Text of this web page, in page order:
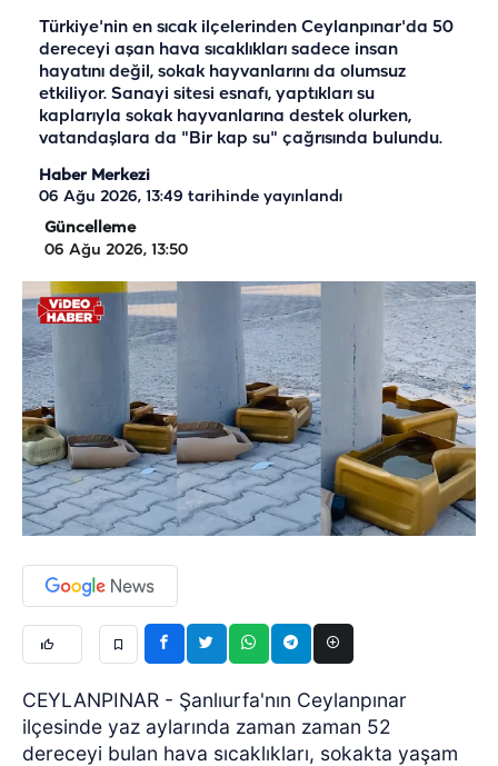
Türkiye'nin en sıcak ilçelerinden Ceylanpınar'da 50
dereceyi aşan hava sıcaklıkları sadece insan
hayatını değil, sokak hayvanlarını da olumsuz
etkiliyor. Sanayi sitesi esnafı, yaptıkları su
kaplarıyla sokak hayvanlarına destek olurken,
vatandaşlara da "Bir kap su" çağrısında bulundu.
Haber Merkezi
06 Ağu 2026, 13:49 tarihinde yayınlandı
Güncelleme
06 Ağu 2026, 13:50
CEYLANPINAR - Şanlıurfa'nın Ceylanpınar
ilçesinde yaz aylarında zaman zaman 52
dereceyi bulan hava sıcaklıkları, sokakta yaşam